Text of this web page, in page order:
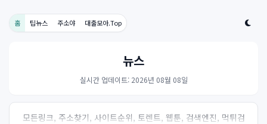
홈 팁뉴스 주소야 대출모아.Top
뉴스
실시간 업데이트: 2026년 08월 08일
모든링크, 주소찾기, 사이트순위, 토렌트, 웹툰, 검색엔진, 먹튀검